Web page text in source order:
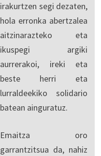
irakurtzen segi dezaten,
hola erronka abertzalea
aitzinarazteko eta
ikuspegi argiki
aurrerakoi, ireki eta
beste herri eta
lurraldeekiko solidario
batean ainguratuz.
Emaitza oro
garrantzitsua da, nahiz